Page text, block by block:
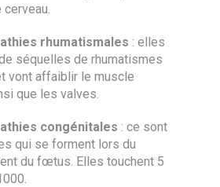
rhumatismales : elles
séquelles de rhumatismes
vont affaiblir le muscle
que les valves.
congénitales : ce sont
qui se forment lors du
du fœtus. Elles touchent 5